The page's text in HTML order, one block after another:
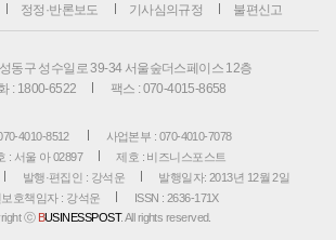
정정·반론보도 기사심의규정 불편신고
동구 성수일로 39-34 서울숲더스페이스 12층
: 1800-6522
팩스 : 070-4015-8658
4010-8512
사업본부 : 070-4010-7078
: 서울 아 02897
제호 : 비즈니스포스트
발행·편집인 : 강석운
발행일자: 2013년 12월 2일
호책임자 : 강석운
ISSN : 2636-171X
ⓒ BUSINESSPOST. All rights reserved.